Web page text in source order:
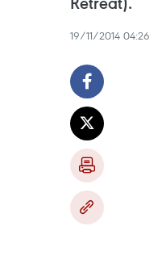
19/11/2014 04:26